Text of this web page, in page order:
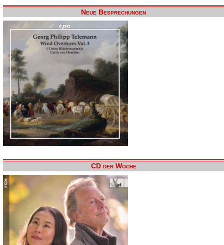
Neue Besprechungen
CD der Woche